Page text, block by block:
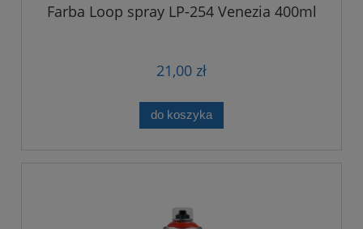
Farba Loop spray LP-254 Venezia 400ml
21,00 zł
do koszyka